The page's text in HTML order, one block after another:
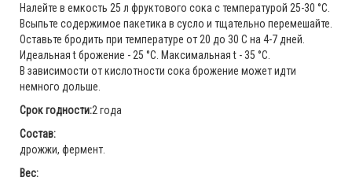
Налейте в емкость 25 л фруктового сока с температурой 25-30 °С.
Всыпьте содержимое пакетика в сусло и тщательно перемешайте.
Оставьте бродить при температуре от 20 до 30 С на 4-7 дней.
Идеальная t брожение - 25 °С. Максимальная t - 35 °С.
В зависимости от кислотности сока брожение может идти
немного дольше.
Срок годности:2 года
Состав:
дрожжи, фермент.
Вес: